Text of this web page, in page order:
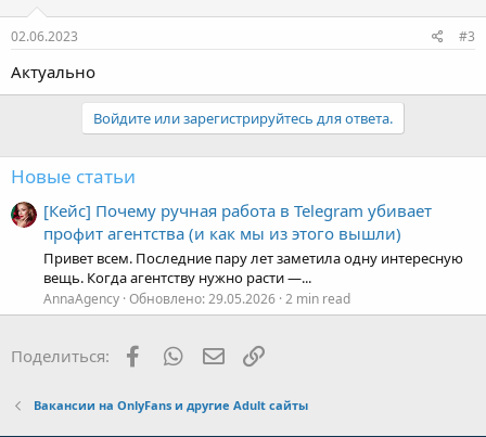
02.06.2023
Актуально
Войдите или зарегистрируйтесь для ответа.
[Кейс] Почему ручная работа в Telegram убивает
профит агентства (и как мы из этого вышли)
Привет всем. Последние пару лет заметила одну интересную
вещь. Когда агентству нужно расти —...
AnnaAgency Обновлено:29.05.2026
Вакансии на OnlyFans и другие Adult сайты